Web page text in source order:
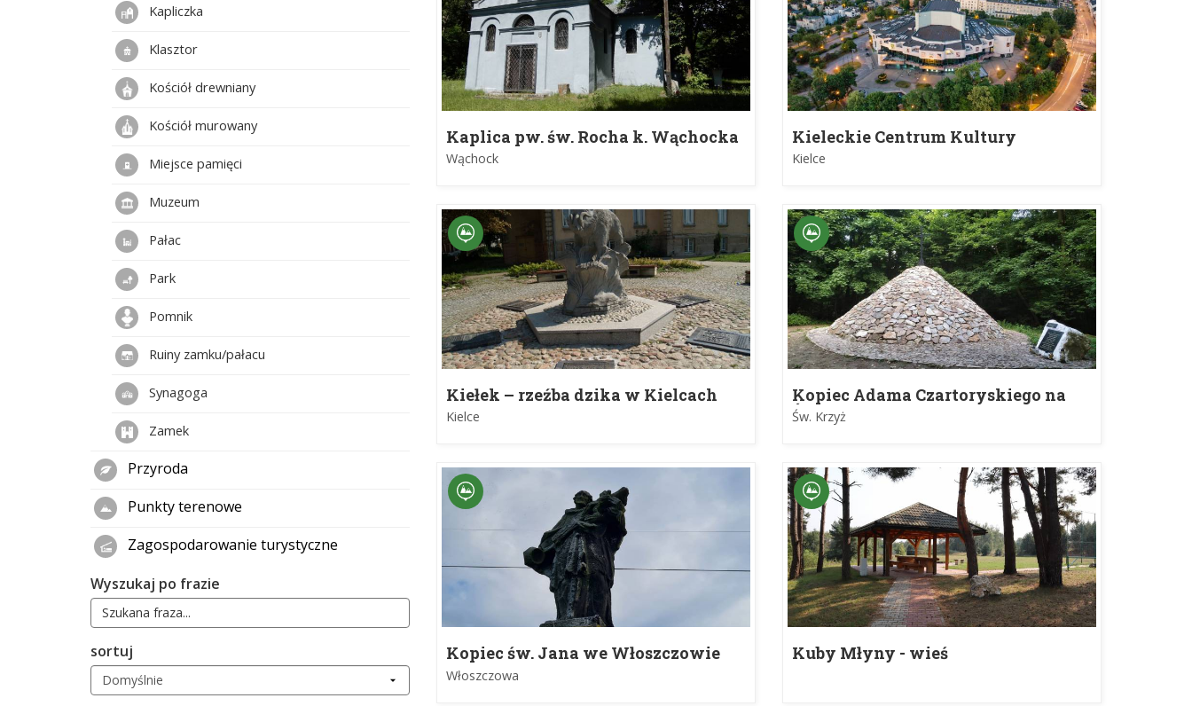
Kaplica pw. św. Rocha k. Wąchocka
Wąchock
Kieleckie Centrum Kultury
Kielce
Kiełek – rzeźba dzika w Kielcach
Kielce
Kopiec Adama Czartoryskiego na
Św. Krzyżu
Św. Krzyż
Kopiec św. Jana we Włoszczowie
Włoszczowa
Kuby Młyny - wieś
Kapliczka
Klasztor
Kościół drewniany
Kościół murowany
Miejsce pamięci
Muzeum
Pałac
Park
Pomnik
Ruiny zamku/pałacu
Synagoga
Zamek
Przyroda
Punkty terenowe
Zagospodarowanie turystyczne
Wyszukaj po frazie
sortuj